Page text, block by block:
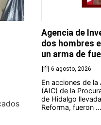
Agencia de
dos hombres
un arma de
6 agosto, 2026
En acciones de
(AIC) de la
de Hidalgo
Reforma, fueron ...